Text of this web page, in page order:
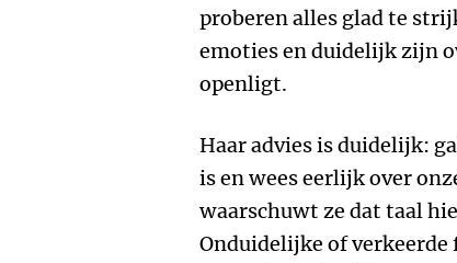
proberen alles glad te
emoties en duidelijk zijn
openligt.
Haar advies is duidelijk:
is en wees eerlijk over
waarschuwt ze dat taal
Onduidelijke of